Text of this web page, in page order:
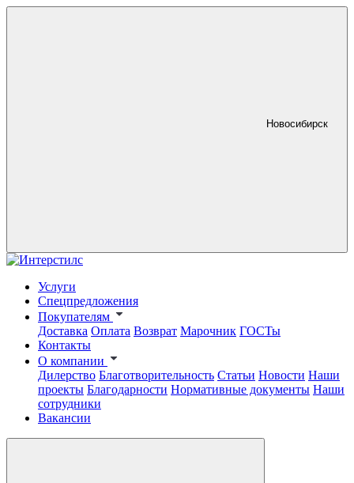
Новосибирск
Услуги
Спецпредложения
Покупателям
Доставка Оплата Возврат Марочник ГОСТы
Контакты
О компании
Дилерство Благотворительность Статьи Новости Наши
проекты Благодарности Нормативные документы Наши
сотрудники
Вакансии